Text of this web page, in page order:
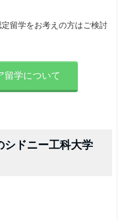
留学をお考えの方はご検討
留学について
シドニー工科大学